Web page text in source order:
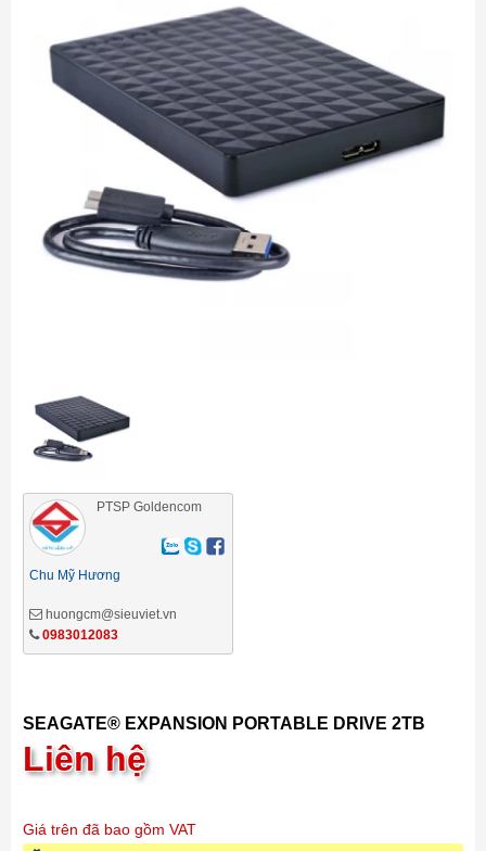
PTSP Goldencom
Chu Mỹ Hương
huongcm@sieuviet.vn
0983012083
SEAGATE® EXPANSION PORTABLE DRIVE 2TB
Liên hệ
Giá trên đã bao gồm VAT